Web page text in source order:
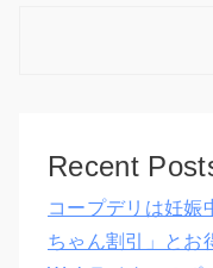
Recent
コープデリは妊娠
ちゃん割引」とお